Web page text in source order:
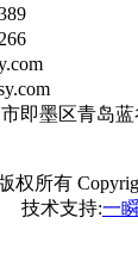
即墨区青岛
权所有
术支持:一